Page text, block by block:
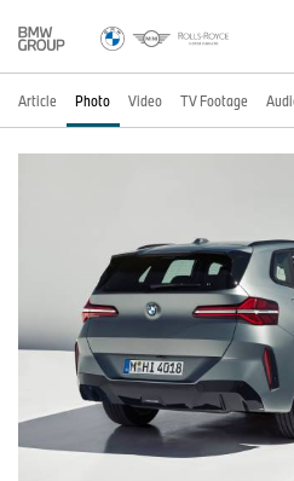
Article Photo Video TV Footage